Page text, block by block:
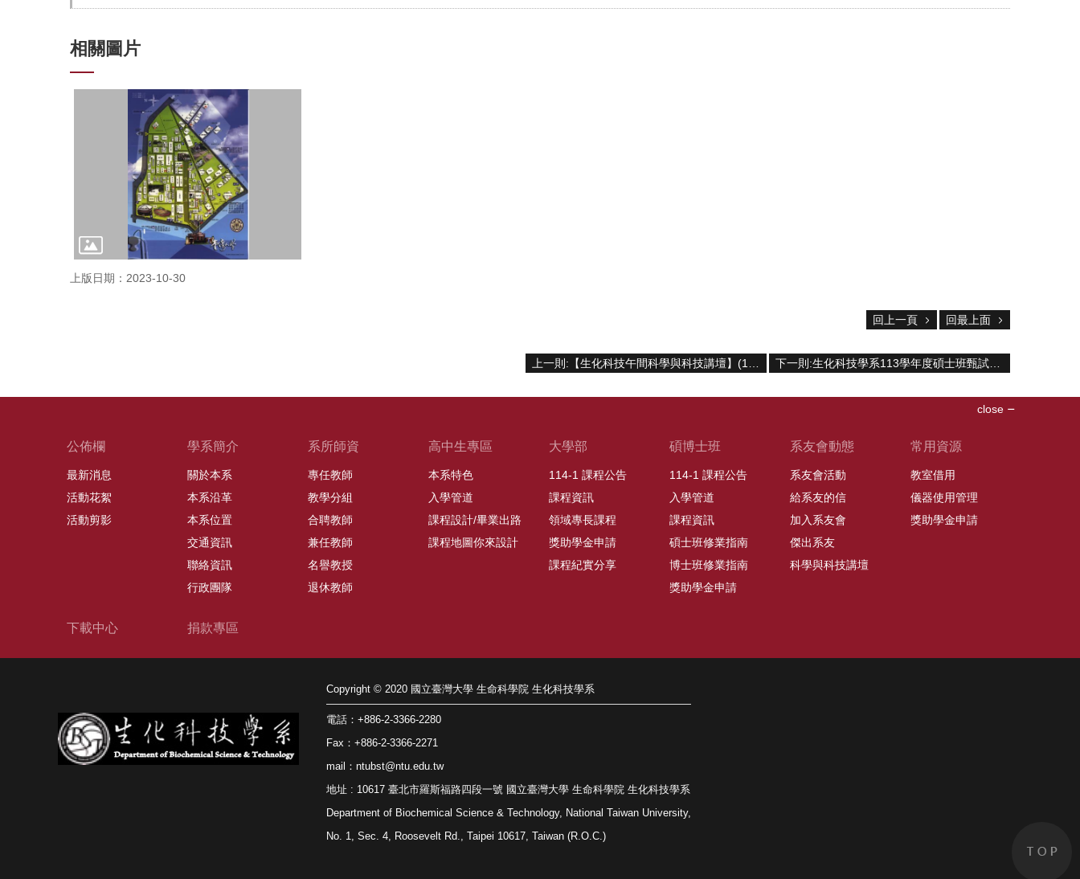
相關圖片
上版日期：2023-10-30
回上一頁 回最上面
close
公佈欄
最新消息
活動花絮
活動剪影
學系簡介
關於本系
本系沿革
本系位置
交通資訊
聯絡資訊
行政團隊
系所師資
專任教師
教學分組
合聘教師
兼任教師
名譽教授
退休教師
高中生專區
本系特色
入學管道
課程設計/畢業出路
課程地圖你來設計
大學部
114-1 課程公告
課程資訊
領域專長課程
獎助學金申請
課程紀實分享
碩博士班
114-1 課程公告
入學管道
課程資訊
碩士班修業指南
博士班修業指南
獎助學金申請
系友會動態
系友會活動
給系友的信
加入系友會
傑出系友
科學與科技講壇
常用資源
教室借用
儀器使用管理
獎助學金申請
下載中心 捐款專區
Copyright © 2020 國立臺灣大學 生命科學院 生化科技學系
電話：+886-2-3366-2280
Fax：+886-2-3366-2271
mail：ntubst@ntu.edu.tw
地址 : 10617 臺北市羅斯福路四段一號 國立臺灣大學 生命科學院 生化科技學系
Department of Biochemical Science & Technology, National Taiwan University,
No. 1, Sec. 4, Roosevelt Rd., Taipei 10617, Taiwan (R.O.C.)